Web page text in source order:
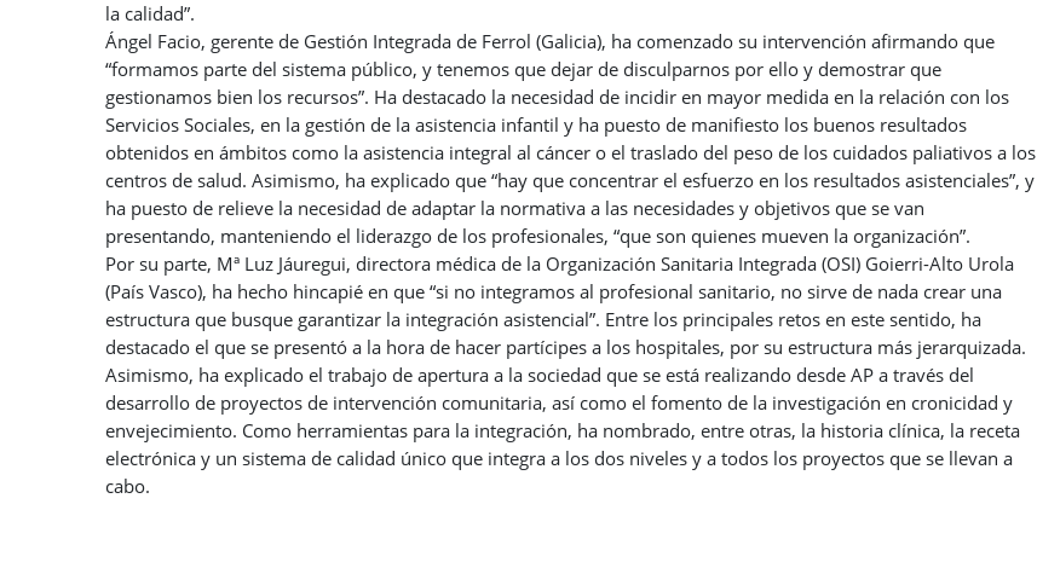
la calidad”.
Ángel Facio, gerente de Gestión Integrada de Ferrol (Galicia), ha comenzado su intervención afirmando que
“formamos parte del sistema público, y tenemos que dejar de disculparnos por ello y demostrar que
gestionamos bien los recursos”. Ha destacado la necesidad de incidir en mayor medida en la relación con los
Servicios Sociales, en la gestión de la asistencia infantil y ha puesto de manifiesto los buenos resultados
obtenidos en ámbitos como la asistencia integral al cáncer o el traslado del peso de los cuidados paliativos a los
centros de salud. Asimismo, ha explicado que “hay que concentrar el esfuerzo en los resultados asistenciales”, y
ha puesto de relieve la necesidad de adaptar la normativa a las necesidades y objetivos que se van
presentando, manteniendo el liderazgo de los profesionales, “que son quienes mueven la organización”.
Por su parte, Mª Luz Jáuregui, directora médica de la Organización Sanitaria Integrada (OSI) Goierri-Alto Urola
(País Vasco), ha hecho hincapié en que “si no integramos al profesional sanitario, no sirve de nada crear una
estructura que busque garantizar la integración asistencial”. Entre los principales retos en este sentido, ha
destacado el que se presentó a la hora de hacer partícipes a los hospitales, por su estructura más jerarquizada.
Asimismo, ha explicado el trabajo de apertura a la sociedad que se está realizando desde AP a través del
desarrollo de proyectos de intervención comunitaria, así como el fomento de la investigación en cronicidad y
envejecimiento. Como herramientas para la integración, ha nombrado, entre otras, la historia clínica, la receta
electrónica y un sistema de calidad único que integra a los dos niveles y a todos los proyectos que se llevan a
cabo.